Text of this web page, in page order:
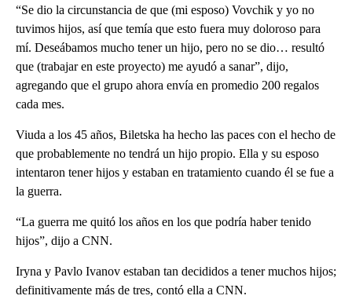
“Se dio la circunstancia de que (mi esposo) Vovchik y yo no
tuvimos hijos, así que temía que esto fuera muy doloroso para
mí. Deseábamos mucho tener un hijo, pero no se dio… resultó
que (trabajar en este proyecto) me ayudó a sanar”, dijo,
agregando que el grupo ahora envía en promedio 200 regalos
cada mes.
Viuda a los 45 años, Biletska ha hecho las paces con el hecho de
que probablemente no tendrá un hijo propio. Ella y su esposo
intentaron tener hijos y estaban en tratamiento cuando él se fue a
la guerra.
“La guerra me quitó los años en los que podría haber tenido
hijos”, dijo a CNN.
Iryna y Pavlo Ivanov estaban tan decididos a tener muchos hijos;
definitivamente más de tres, contó ella a CNN.